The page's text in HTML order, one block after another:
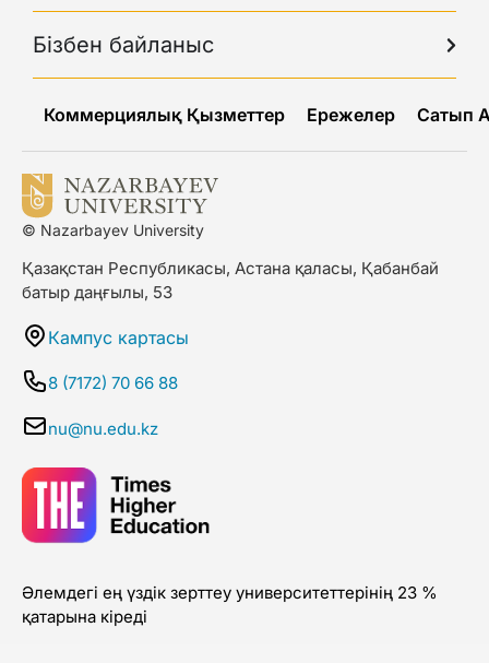
Бізбен байланыс
Коммерциялық Қызметтер Ережелер Сатып
© Nazarbayev University
Қазақстан Республикасы, Астана қаласы, Қабанбай
батыр даңғылы, 53
Кампус картасы
8 (7172) 70 66 88
nu@nu.edu.kz
Әлемдегі ең үздік зерттеу университеттерінің 23 %
қатарына кіреді